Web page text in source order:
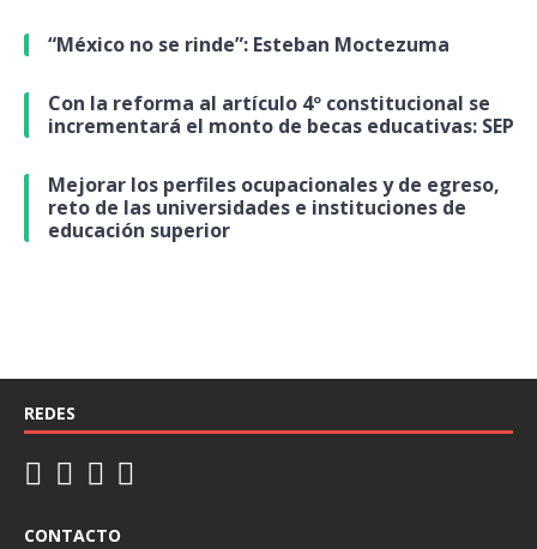
“México no se rinde”: Esteban Moctezuma
Con la reforma al artículo 4º constitucional se
incrementará el monto de becas educativas: SEP
Mejorar los perfiles ocupacionales y de egreso,
reto de las universidades e instituciones de
educación superior
REDES
CONTACTO